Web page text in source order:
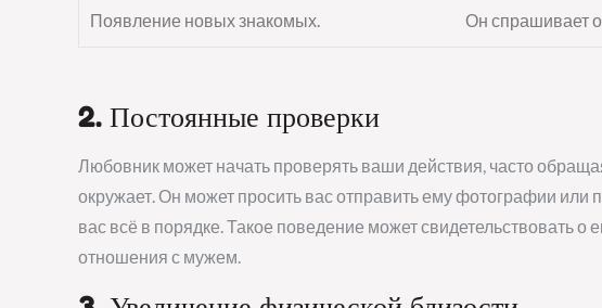
Появление новых знакомых. Он спрашивает
2. Постоянные проверки
Любовник может начать проверять ваши действия, часто
окружает. Он может просить вас отправить ему фотографии или
вас всё в порядке. Такое поведение может свидетельствовать о
отношения с мужем.